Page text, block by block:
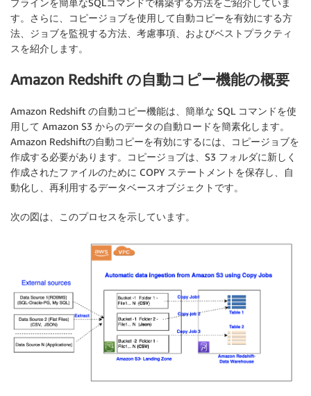
プラインを簡単なSQLコマンドで構築する方法をご紹介していま
す。さらに、コピージョブを使用して自動コピーを有効にする方
法、ジョブを監視する方法、考慮事項、およびベストプラクティ
スを紹介します。
Amazon Redshift の自動コピー機能の概要
Amazon Redshift の自動コピー機能は、簡単な SQL コマンドを使
用して Amazon S3 からのデータの自動ロードを簡素化します。
Amazon Redshiftの自動コピーを有効にするには、コピージョブを
作成する必要があります。コピージョブは、S3 フォルダに新しく
作成されたファイルのために COPY ステートメントを保存し、自
動化し、再利用するデータベースオブジェクトです。
次の図は、このプロセスを示しています。